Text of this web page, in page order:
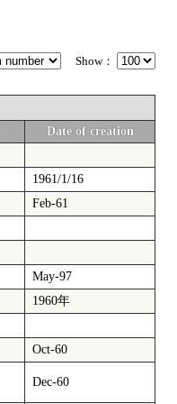
Show：
Date of creation
1961/1/16
Feb-61
May-97
1960年
Oct-60
Dec-60